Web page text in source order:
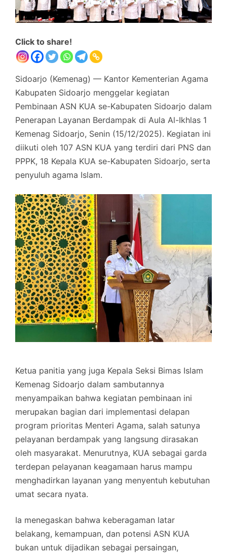
Click to share!
Sidoarjo (Kemenag) — Kantor Kementerian Agama
Kabupaten Sidoarjo menggelar kegiatan
Pembinaan ASN KUA se-Kabupaten Sidoarjo dalam
Penerapan Layanan Berdampak di Aula Al-Ikhlas 1
Kemenag Sidoarjo, Senin (15/12/2025). Kegiatan ini
diikuti oleh 107 ASN KUA yang terdiri dari PNS dan
PPPK, 18 Kepala KUA se-Kabupaten Sidoarjo, serta
penyuluh agama Islam.
Ketua panitia yang juga Kepala Seksi Bimas Islam
Kemenag Sidoarjo dalam sambutannya
menyampaikan bahwa kegiatan pembinaan ini
merupakan bagian dari implementasi delapan
program prioritas Menteri Agama, salah satunya
pelayanan berdampak yang langsung dirasakan
oleh masyarakat. Menurutnya, KUA sebagai garda
terdepan pelayanan keagamaan harus mampu
menghadirkan layanan yang menyentuh kebutuhan
umat secara nyata.
Ia menegaskan bahwa keberagaman latar
belakang, kemampuan, dan potensi ASN KUA
bukan untuk dijadikan sebagai persaingan,